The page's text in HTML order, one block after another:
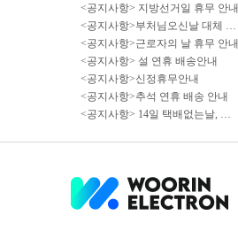
<공지사항> 지방선거일 휴무 안내
<공지사항>부처님오신날 대체 휴무 안내
<공지사항>근로자의 날 휴무 안내
<공지사항> 설 연휴 배송안내
<공지사항>신정휴무안내
<공지사항>추석 연휴 배송 안내
<공지사항> 14일 택배없는날, 광복절 휴무 배송 안내